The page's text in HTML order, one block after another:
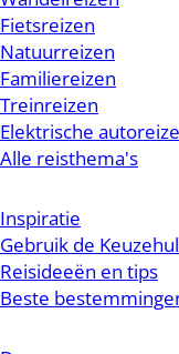
Fietsreizen
Natuurreizen
Familiereizen
Treinreizen
Elektrische
Alle reisthema's
Inspiratie
Gebruik de
Reisideeën en tips
Beste